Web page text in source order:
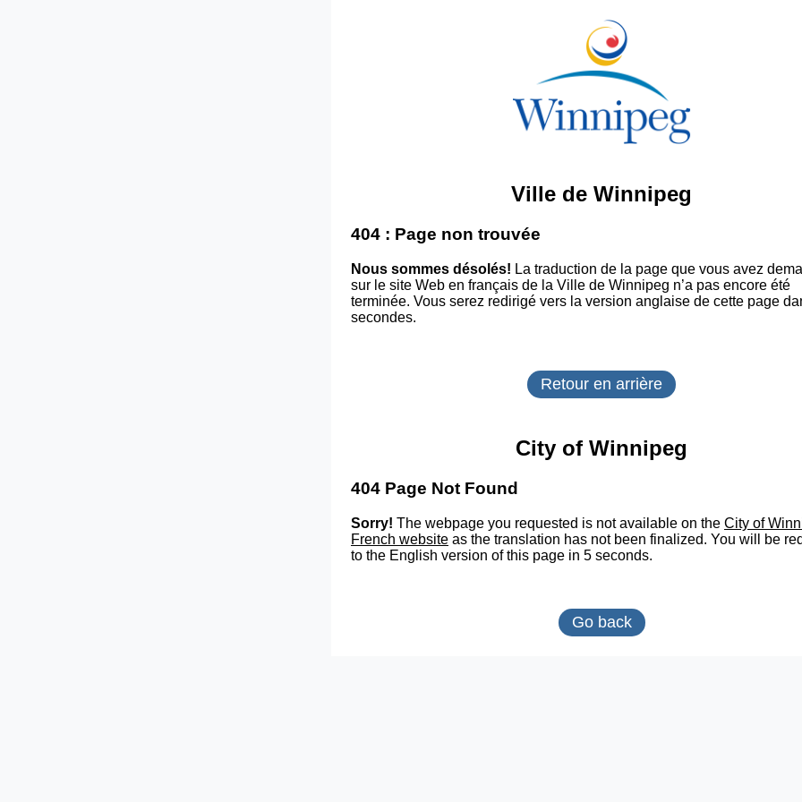
Ville de Winnipeg
404 : Page non trouvée
Nous sommes désolés! La traduction de la page que vous avez
sur le site Web en français de la Ville de Winnipeg n’a pas encore été
terminée. Vous serez redirigé vers la version anglaise de cette page
secondes.
Retour en arrière
City of Winnipeg
404 Page Not Found
Sorry! The webpage you requested is not available on the City of
French website as the translation has not been finalized. You will be
to the English version of this page in 5 seconds.
Go back